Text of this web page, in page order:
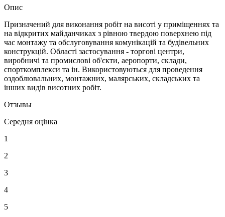
Опис
Призначений для виконання робіт на висоті у приміщеннях та
на відкритих майданчиках з рівною твердою поверхнею під
час монтажу та обслуговування комунікацій та будівельних
конструкцій. Області застосування - торгові центри,
виробничі та промислові об'єкти, аеропорти, склади,
спорткомплекси та ін. Використовуються для проведення
оздоблювальних, монтажних, малярських, складських та
інших видів висотних робіт.
Отзывы
Середня оцінка
1
2
3
4
5